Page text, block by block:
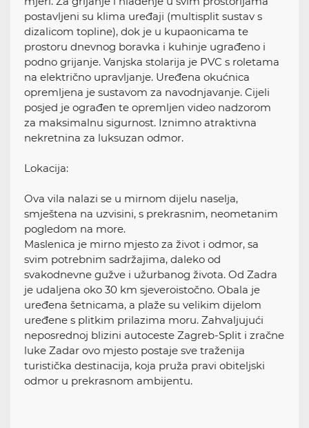
postavljeni su klima uređaji (multisplit sustav s
dizalicom topline), dok je u kupaonicama te
prostoru dnevnog boravka i kuhinje ugrađeno i
podno grijanje. Vanjska stolarija je PVC s roletama
na električno upravljanje. Uređena okućnica
opremljena je sustavom za navodnjavanje. Cijeli
posjed je ograđen te opremljen video nadzorom
za maksimalnu sigurnost. Iznimno atraktivna
nekretnina za luksuzan odmor.
Lokacija:
Ova vila nalazi se u mirnom dijelu naselja,
smještena na uzvisini, s prekrasnim, neometanim
pogledom na more.
Maslenica je mirno mjesto za život i odmor, sa
svim potrebnim sadržajima, daleko od
svakodnevne gužve i užurbanog života. Od Zadra
je udaljena oko 30 km sjeveroistočno. Obala je
uređena šetnicama, a plaže su velikim dijelom
uređene s plitkim prilazima moru. Zahvaljujući
neposrednoj blizini autoceste Zagreb-Split i zračne
luke Zadar ovo mjesto postaje sve traženija
turistička destinacija, koja pruža pravi obiteljski
odmor u prekrasnom ambijentu.